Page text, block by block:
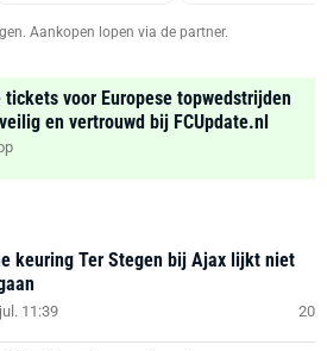
Aankopen lopen via de partner.
voor Europese topwedstrijden
en vertrouwd bij FCUpdate.nl
keuring Ter Stegen bij Ajax lijkt niet
11:39 20